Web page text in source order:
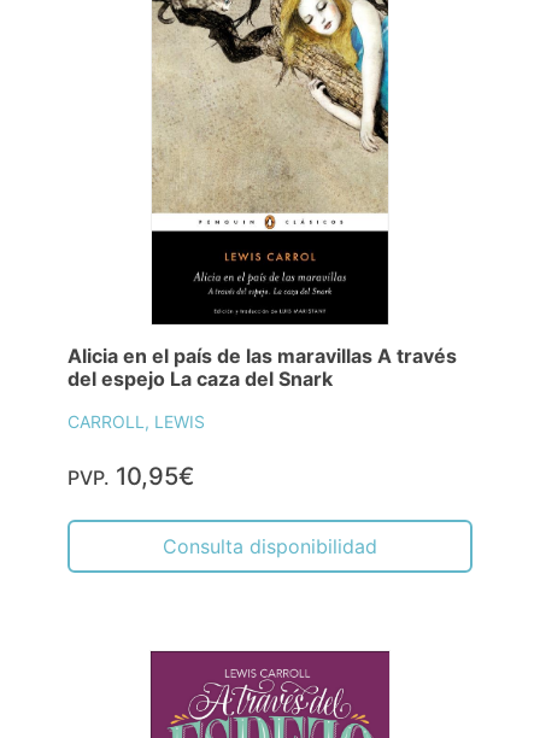
Alicia en el país de las maravillas A través
del espejo La caza del Snark
CARROLL, LEWIS
PVP. 10,95€
Consulta disponibilidad